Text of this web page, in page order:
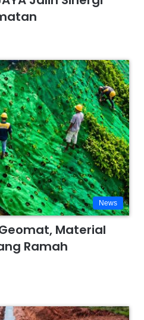
News
Material
Ramah